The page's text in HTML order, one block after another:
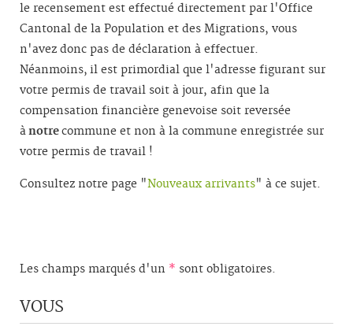
le recensement est effectué directement par l'Office
Cantonal de la Population et des Migrations, vous
n'avez donc pas de déclaration à effectuer.
Néanmoins, il est primordial que l'adresse figurant sur
votre permis de travail soit à jour, afin que la
compensation financière genevoise soit reversée
ànotrecommune et non à la commune enregistrée sur
votre permis de travail !
Consultez notre page "Nouveaux arrivants" à ce sujet.
Les champs marqués d'un * sont obligatoires.
VOUS